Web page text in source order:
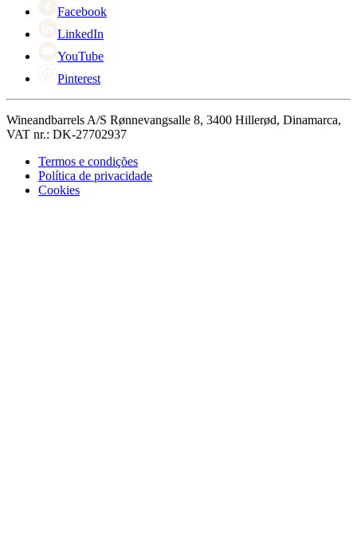
Facebook
LinkedIn
YouTube
Pinterest
Wineandbarrels A/S Rønnevangsalle 8, 3400 Hillerød, Dinamarca,
VAT nr.: DK-27702937
Termos e condições
Política de privacidade
Cookies